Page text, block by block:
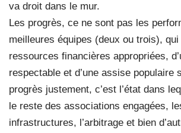
va droit dans le mur.
Les progrès, ce ne sont pas les
meilleures équipes (deux ou trois),
ressources financières appropriées,
respectable et d’une assise populaire
progrès justement, c’est l’état dans
le reste des associations engagées,
infrastructures, l’arbitrage et bien